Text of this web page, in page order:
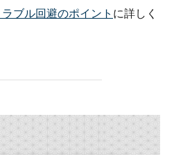
ブル回避のポイント に詳しく